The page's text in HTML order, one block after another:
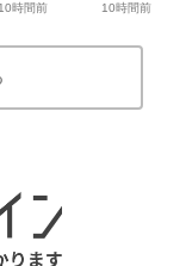
時間前 10時間前